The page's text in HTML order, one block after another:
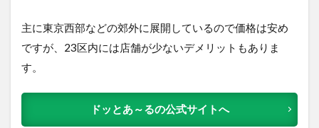
主に東京西部などの郊外に展開しているので価格は安め
ですが、23区内には店舗が少ないデメリットもありま
す。
ドッとあ～るの公式サイトへ